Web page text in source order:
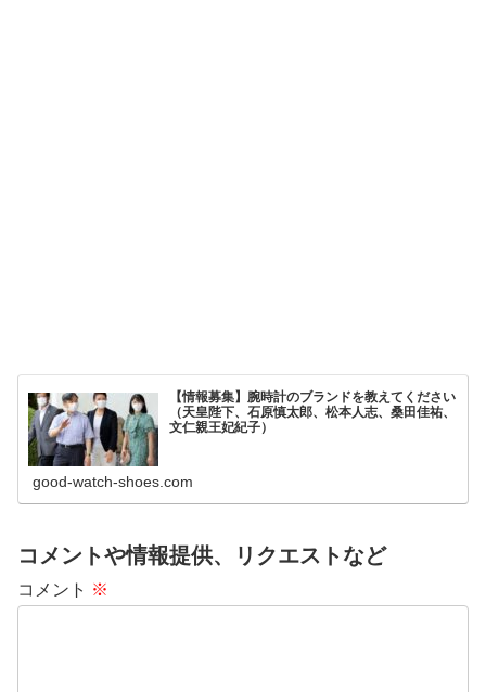
【情報募集】腕時計のブランドを教えてください
（天皇陛下、石原慎太郎、松本人志、桑田佳祐、
文仁親王妃紀子）
good-watch-shoes.com
コメントや情報提供、リクエストなど
コメント ※